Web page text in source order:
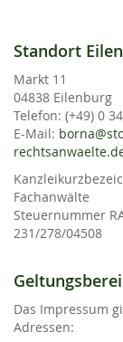
Standort
Markt 11
04838 Eilenburg
Telefon: (+49) 0
E-Mail:
Fachanwälte
Steuernummer
231/278/04508
Das Impressum
Adressen: